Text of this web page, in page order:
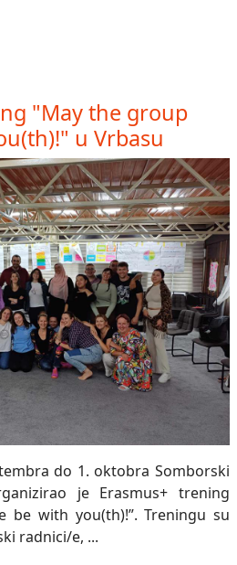
"May the group
u Vrbasu
do 1. oktobra Somborski
je Erasmus+ trening
be with you(th)!”. Treningu su
radnici/e, ...